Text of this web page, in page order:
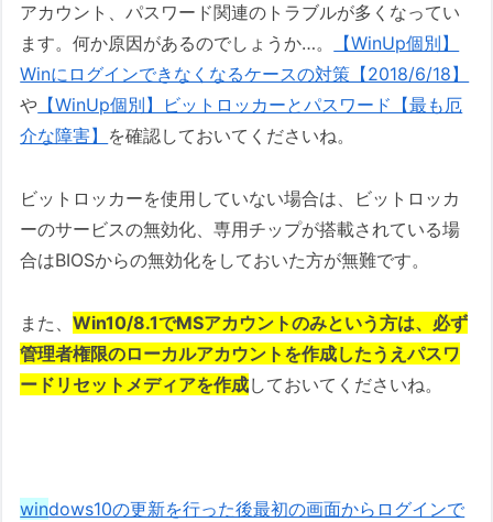
アカウント、パスワード関連のトラブルが多くなってい
ます。何か原因があるのでしょうか…。
【WinUp個別】
Winにログインできなくなるケースの対策【2018/6/18】
や 【WinUp個別】ビットロッカーとパスワード【最も厄
介な障害】 を確認しておいてくださいね。
ビットロッカーを使用していない場合は、ビットロッカ
ーのサービスの無効化、専用チップが搭載されている場
合はBIOSからの無効化をしておいた方が無難です。
また、Win10/8.1でMSアカウントのみという方は、必ず
管理者権限のローカルアカウントを作成したうえパスワ
ードリセットメディアを作成しておいてくださいね。
windows10の更新を行った後最初の画面からログインで